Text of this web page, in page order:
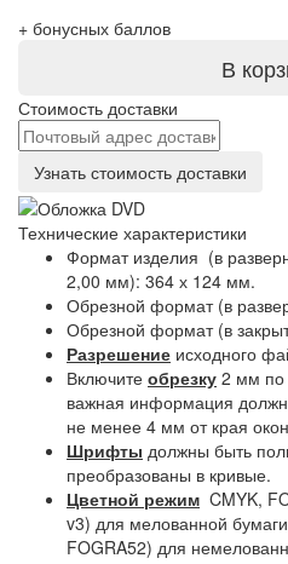
+ бонусных баллов
В
Стоимость доставки
Узнать стоимость доставки
Технические характеристики
Формат изделия (в
2,00 мм): 364 х 124 мм.
Обрезной формат (в
Обрезной формат (в
Разрешение исходного
Включите обрезку 2 мм по
важная информация
не менее 4 мм от края
Шрифты должны быть
преобразованы в кривые.
Цветной режим CMYK,
v3) для мелованной
FOGRA52) для